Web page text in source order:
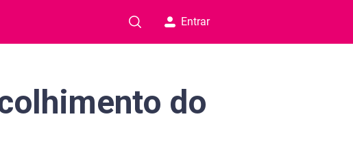
Entrar
do